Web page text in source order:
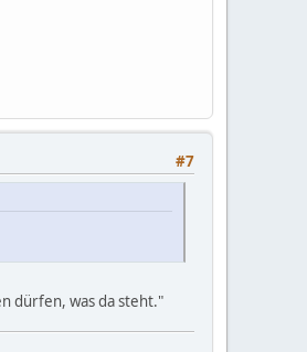
#7
dürfen, was da steht."